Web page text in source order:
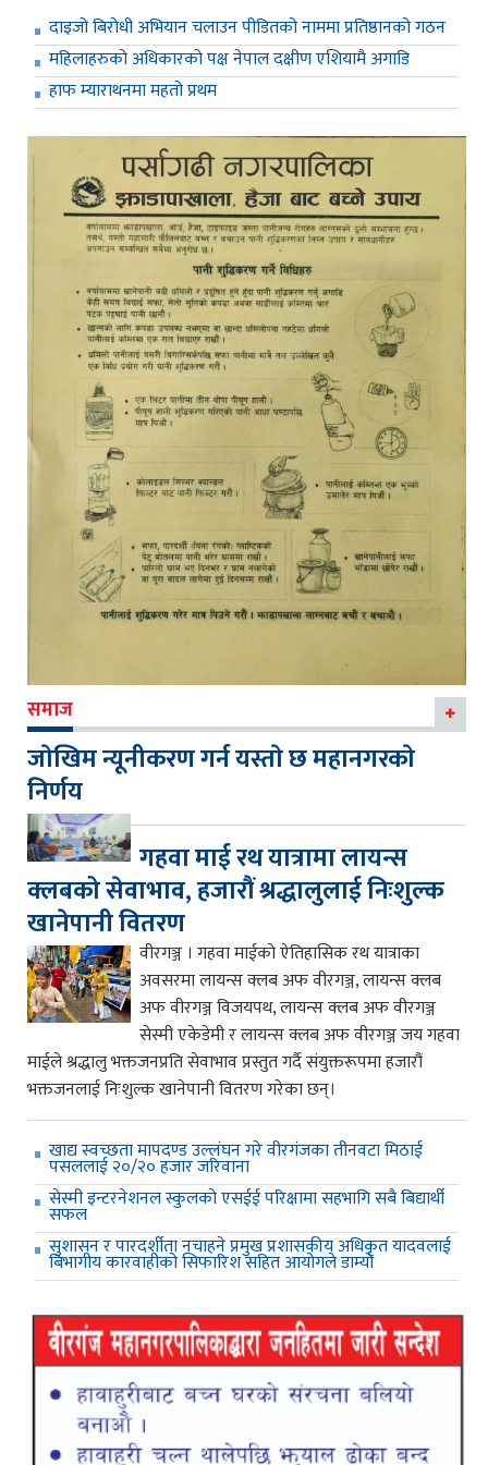
दाइजो बिरोधी अभियान चलाउन पीडितको नाममा प्रतिष्ठानको गठन
महिलाहरुको अधिकारको पक्ष नेपाल दक्षीण एशियामै अगाडि
हाफ म्याराथनमा महतो प्रथम
समाज
जाेखिम न्यूनीकरण गर्न यस्ताे छ महानगरकाे
निर्णय
गहवा माई रथ यात्रामा लायन्स
क्लबको सेवाभाव, हजारौं श्रद्धालुलाई निःशुल्क
खानेपानी वितरण
वीरगञ्ज । गहवा माईको ऐतिहासिक रथ यात्राका
अवसरमा लायन्स क्लब अफ वीरगञ्ज, लायन्स क्लब
अफ वीरगञ्ज विजयपथ, लायन्स क्लब अफ वीरगञ्ज
सेस्मी एकेडेमी र लायन्स क्लब अफ वीरगञ्ज जय गहवा
माईले श्रद्धालु भक्तजनप्रति सेवाभाव प्रस्तुत गर्दै संयुक्तरूपमा हजारौं
भक्तजनलाई निःशुल्क खानेपानी वितरण गरेका छन्।
खाद्य स्वच्छता मापदण्ड उल्लंघन गरे वीरगंजका तीनवटा मिठाई
पसललाई २०/२० हजार जरिवाना
सेस्मी इन्टरनेशनल स्कुलको एसईई परिक्षामा सहभागि सबै बिद्यार्थी
सफल
सुशासन र पारदर्शीता नचाहने प्रमुख प्रशासकीय अधिकृत यादवलाई
बिभागीय कारवाहीको सिफारिश सहित आयोगले डाम्यो